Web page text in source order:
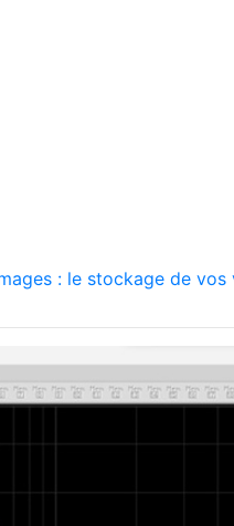
: le stockage de